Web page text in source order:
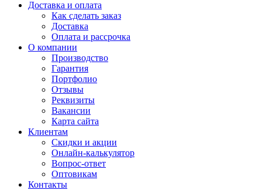
Доставка и оплата
Как сделать заказ
Доставка
Оплата и рассрочка
О компании
Производство
Гарантия
Портфолио
Отзывы
Реквизиты
Вакансии
Карта сайта
Клиентам
Скидки и акции
Онлайн-калькулятор
Вопрос-ответ
Оптовикам
Контакты